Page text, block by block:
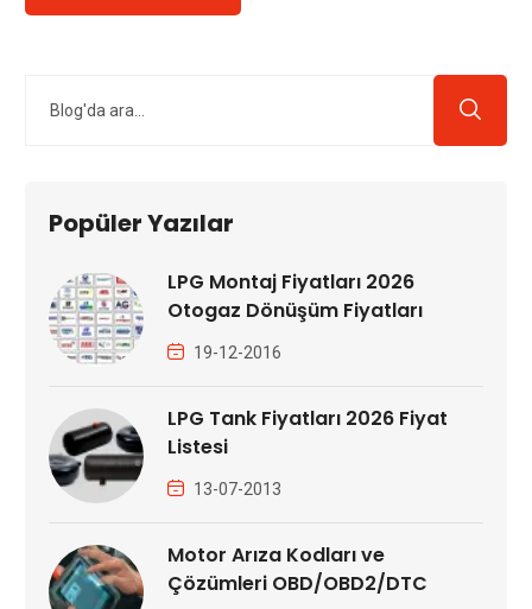
Popüler Yazılar
LPG Montaj Fiyatları 2026
Otogaz Dönüşüm Fiyatları
19-12-2016
LPG Tank Fiyatları 2026 Fiyat
Listesi
13-07-2013
Motor Arıza Kodları ve
Çözümleri OBD/OBD2/DTC